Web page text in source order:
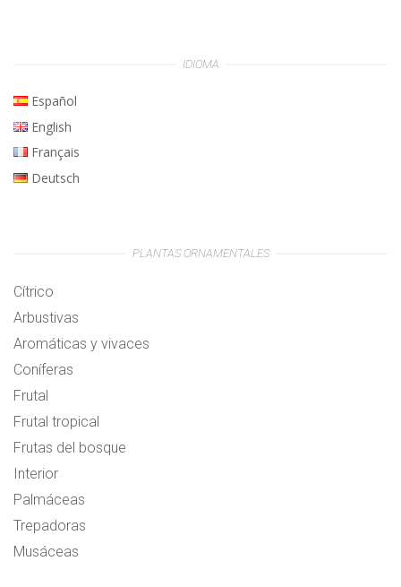
IDIOMA
Español
English
Français
Deutsch
PLANTAS ORNAMENTALES
Cítrico
Arbustivas
Aromáticas y vivaces
Coníferas
Frutal
Frutal tropical
Frutas del bosque
Interior
Palmáceas
Trepadoras
Musáceas